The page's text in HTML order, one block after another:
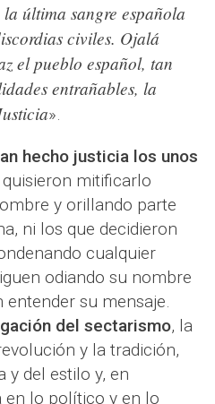
última sangre española
civiles. Ojalá
el pueblo español, tan
entrañables, la
».
hecho justicia los unos
mitificarlo
y orillando parte
ni los que decidieron
cualquier
odiando su nombre
su mensaje.
del sectarismo, la
y la tradición,
y del estilo y, en
en lo político y en lo